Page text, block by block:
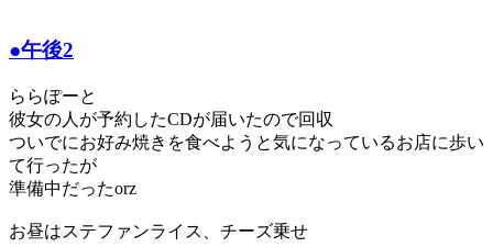
●午後2
ららぽーと
彼女の人が予約したCDが届いたので回収
ついでにお好み焼きを食べようと気になっているお店に歩い
て行ったが
準備中だったorz
お昼はステファンライス、チーズ乗せ